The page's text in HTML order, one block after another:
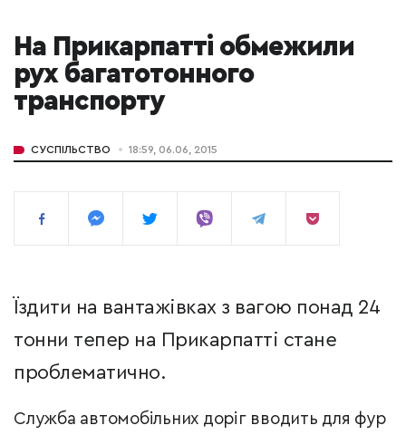
На Прикарпатті обмежили
рух багатотонного
транспорту
СУСПІЛЬСТВО 18:59, 06.06, 2015
Їздити на вантажівках з вагою понад 24
тонни тепер на Прикарпатті стане
проблематично.
Служба автомобільних доріг вводить для фур